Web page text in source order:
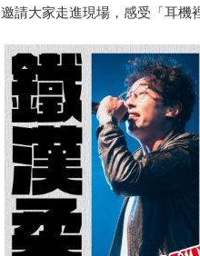
邀請大家走進現場，感受「耳機